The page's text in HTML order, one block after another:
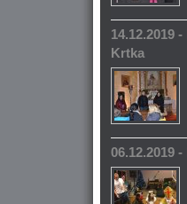
14.12.2019
Krtka
06.12.2019